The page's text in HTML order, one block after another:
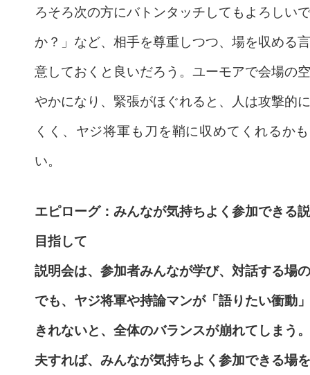
ろそろ次の方にバトンタッチしてもよろしい
か？」など、相手を尊重しつつ、場を収める
意しておくと良いだろう。ユーモアで会場の
やかになり、緊張がほぐれると、人は攻撃的
くく、ヤジ将軍も刀を鞘に収めてくれるか
い。
エピローグ：みんなが気持ちよく参加できる
目指して
説明会は、参加者みんなが学び、対話する場
でも、ヤジ将軍や持論マンが「語りたい衝動
きれないと、全体のバランスが崩れてしまう
夫すれば、みんなが気持ちよく参加できる場